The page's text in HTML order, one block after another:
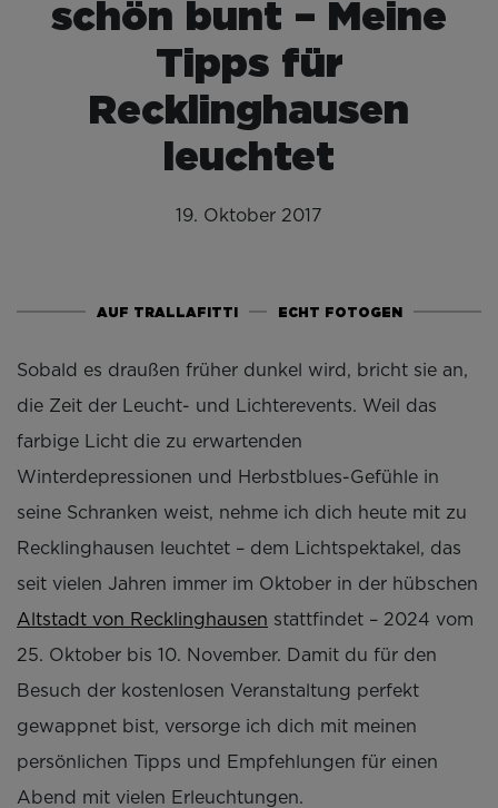
schön bunt – Meine
Tipps für
Recklinghausen
leuchtet
19. Oktober 2017
AUF TRALLAFITTI ECHT FOTOGEN
Sobald es draußen früher dunkel wird, bricht sie an,
die Zeit der Leucht- und Lichterevents. Weil das
farbige Licht die zu erwartenden
Winterdepressionen und Herbstblues-Gefühle in
seine Schranken weist, nehme ich dich heute mit zu
Recklinghausen leuchtet – dem Lichtspektakel, das
seit vielen Jahren immer im Oktober in der hübschen
Altstadt von Recklinghausen stattfindet – 2024 vom
25. Oktober bis 10. November. Damit du für den
Besuch der kostenlosen Veranstaltung perfekt
gewappnet bist, versorge ich dich mit meinen
persönlichen Tipps und Empfehlungen für einen
Abend mit vielen Erleuchtungen.